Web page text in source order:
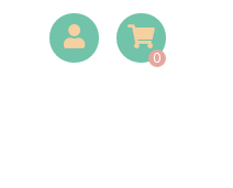
0